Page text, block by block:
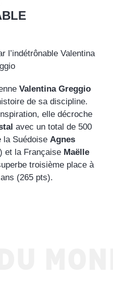
l’indétrônable Valentina
Valentina Greggio
de sa discipline.
elle décroche
avec un total de 500
la Suédoise Agnes
et la Française Maëlle
troisième place à
(265 pts).